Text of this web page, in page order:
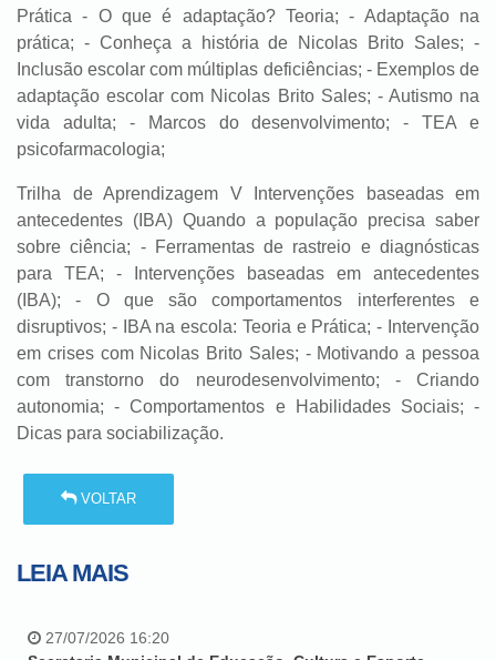
Prática - O que é adaptação? Teoria; - Adaptação na
prática; - Conheça a história de Nicolas Brito Sales; -
Inclusão escolar com múltiplas deficiências; - Exemplos de
adaptação escolar com Nicolas Brito Sales; - Autismo na
vida adulta; - Marcos do desenvolvimento; - TEA e
psicofarmacologia;
Trilha de Aprendizagem V Intervenções baseadas em
antecedentes (IBA) Quando a população precisa saber
sobre ciência; - Ferramentas de rastreio e diagnósticas
para TEA; - Intervenções baseadas em antecedentes
(IBA); - O que são comportamentos interferentes e
disruptivos; - IBA na escola: Teoria e Prática; - Intervenção
em crises com Nicolas Brito Sales; - Motivando a pessoa
com transtorno do neurodesenvolvimento; - Criando
autonomia; - Comportamentos e Habilidades Sociais; -
Dicas para sociabilização.
VOLTAR
LEIA MAIS
27/07/2026 16:20